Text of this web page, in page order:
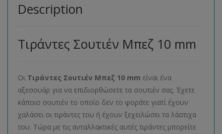
Description
Τιράντες Σουτιέν Μπεζ 10 mm
Οι Τιράντες Σουτιέν Μπεζ 10 mm είναι ένα
αξεσουάρ για να επιδιορθώσετε τα σουτιέν σας. Έχετε
κάποιο σουτιέν το οποίο δεν το φοράτε γιατί έχουν
χαλάσει οι τιράντες του ή έχουν ξεχειλώσει τα λάστιχα
του. Τώρα με τις ανταλλακτικές αυτές τιράντες μπορείτε